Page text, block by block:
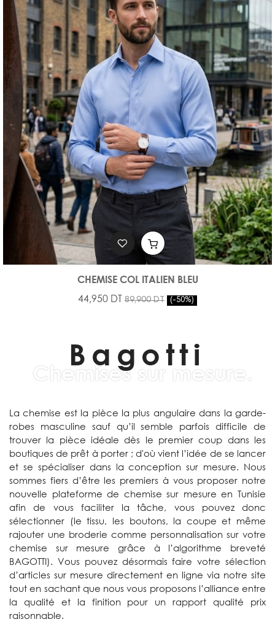
CHEMISE COL ITALIEN BLEU
44,950 DT 89,900 DT -50%
Chemises sur mesure.
Bagotti
La chemise est la pièce la plus angulaire dans la garde-
robes masculine sauf qu’il semble parfois difficile de
trouver la pièce idéale dès le premier coup dans les
boutiques de prêt à porter ; d'où vient l’idée de se lancer
et se spécialiser dans la conception sur mesure. Nous
sommes fiers d’être les premiers à vous proposer notre
nouvelle plateforme de chemise sur mesure en Tunisie
afin de vous faciliter la tâche, vous pouvez donc
sélectionner (le tissu, les boutons, la coupe et même
rajouter une broderie comme personnalisation sur votre
chemise sur mesure grâce à l’algorithme breveté
BAGOTTI). Vous pouvez désormais faire votre sélection
d’articles sur mesure directement en ligne via notre site
tout en sachant que nous vous proposons l’alliance entre
la qualité et la finition pour un rapport qualité prix
raisonnable.